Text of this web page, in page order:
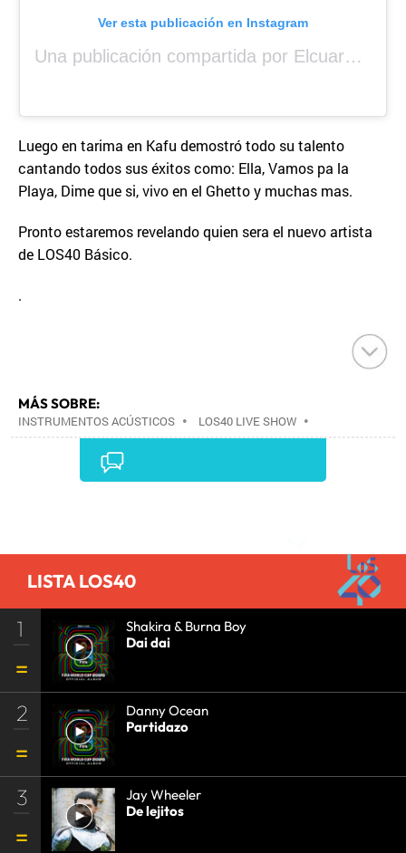
Ver esta publicación en Instagram
Una publicación compartida por Elcuara (@elcuara.25)
Luego en tarima en Kafu demostró todo su talento
cantando todos sus éxitos como: Ella, Vamos pa la
Playa, Dime que si, vivo en el Ghetto y muchas mas.
Pronto estaremos revelando quien sera el nuevo artista
de LOS40 Básico.
.
MÁS SOBRE:
INSTRUMENTOS ACÚSTICOS • LOS40 LIVE SHOW •
CONCIERTOS•LOS40•EVENTOS MUSICALES•
•AGENDA CULTURAL
•PRISA MEDIA•MÚSICA•GRUPO
COMUNICACIÓN•COMUNICACIÓN•
LISTA LOS40
1
Shakira & Burna Boy
Dai dai
2
Danny Ocean
Partidazo
3
Jay Wheeler
De lejitos